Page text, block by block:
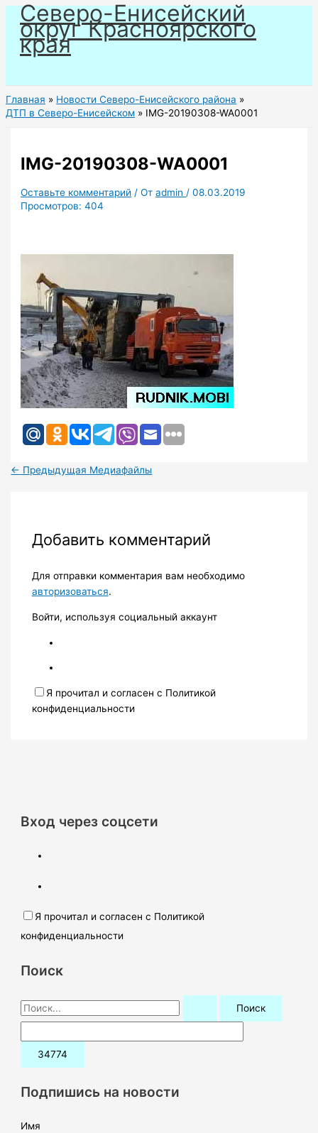
Перейти
содержимому
Северо-Енисейский
округ Красноярского
края
Главная
Новости Северо-Енисейского района
ДТП в Северо-Енисейском
IMG-20190308-WA0001
IMG-20190308-WA0001
Оставьте комментарий / Отadmin /08.03.2019
Просмотров: 404
← Предыдущая Медиафайлы
Добавить комментарий
Для отправки комментария вам необходимо
авторизоваться.
Войти, используя социальный аккаунт
Я прочитал и согласен с Политикой
конфиденциальности
Вход через соцсети
Я прочитал и согласен с Политикой
конфиденциальности
Поиск
П
о
и
:Подпишись на новости
Имя